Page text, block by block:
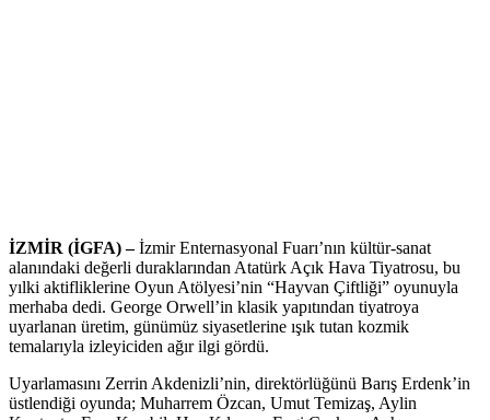
İZMİR (İGFA) –İzmir Enternasyonal Fuarı’nın kültür-sanat
alanındaki değerli duraklarından Atatürk Açık Hava Tiyatrosu, bu
yılki aktifliklerine Oyun Atölyesi’nin “Hayvan Çiftliği” oyunuyla
merhaba dedi. George Orwell’in klasik yapıtından tiyatroya
uyarlanan üretim, günümüz siyasetlerine ışık tutan kozmik
temalarıyla izleyiciden ağır ilgi gördü.
Uyarlamasını Zerrin Akdenizli’nin, direktörlüğünü Barış Erdenk’in
üstlendiği oyunda; Muharrem Özcan, Umut Temizaş, Aylin